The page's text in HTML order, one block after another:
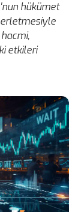
hükümet
etkileri